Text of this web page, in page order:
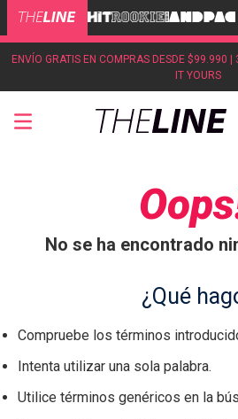
ENVÍO GRATIS EN COMPRAS DESDE $99.990 |
IT YOURS
No se ha encontrado
¿Qué
Compruebe los términos
Intenta utilizar una sola palabra.
Utilice términos genéricos en la